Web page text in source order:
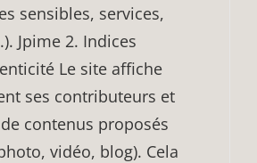
sensibles, services,
Jpime 2. Indices
Le site affiche
ses contributeurs et
contenus proposés
vidéo, blog). Cela